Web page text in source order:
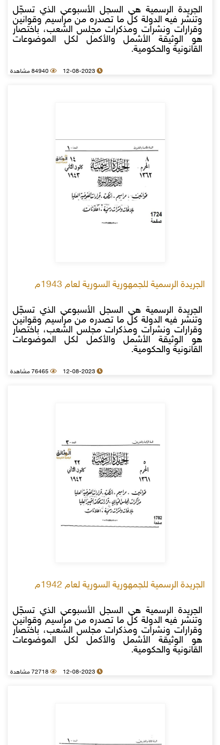
الجريدة الرسمية هي السجل الأسبوعي الذي تسجّل
وتنشر فيه الدولة كل ما تصدره من مراسيم وقوانين
وقرارات ونشرات ومذكرات مجلس الشعب، باختصار
هو الوثيقة الأشمل والأكمل لكل الموضوعات
القانونية والحكومية.
12-08-2023 84940 مشاهدة
الجريدة الرسمية للجمهورية السورية لعام 1943م
الجريدة الرسمية هي السجل الأسبوعي الذي تسجّل
وتنشر فيه الدولة كل ما تصدره من مراسيم وقوانين
وقرارات ونشرات ومذكرات مجلس الشعب، باختصار
هو الوثيقة الأشمل والأكمل لكل الموضوعات
القانونية والحكومية.
12-08-2023 76465 مشاهدة
الجريدة الرسمية للجمهورية السورية لعام 1942م
الجريدة الرسمية هي السجل الأسبوعي الذي تسجّل
وتنشر فيه الدولة كل ما تصدره من مراسيم وقوانين
وقرارات ونشرات ومذكرات مجلس الشعب، باختصار
هو الوثيقة الأشمل والأكمل لكل الموضوعات
القانونية والحكومية.
12-08-2023 72718 مشاهدة